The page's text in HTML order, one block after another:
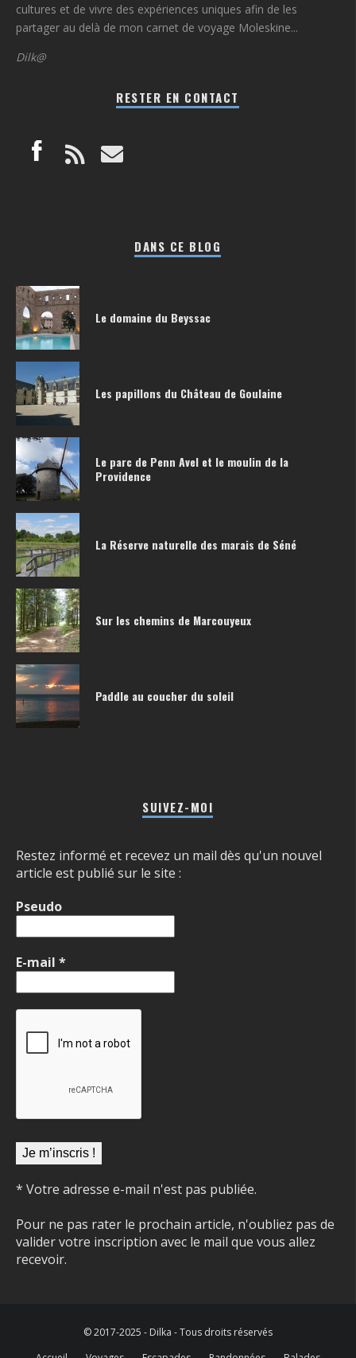
cultures et de vivre des expériences uniques afin de les
partager au delà de mon carnet de voyage Moleskine...
Dilk@
RESTER EN CONTACT
DANS CE BLOG
Le domaine du Beyssac
Les papillons du Château de Goulaine
Le parc de Penn Avel et le moulin de la
Providence
La Réserve naturelle des marais de Séné
Sur les chemins de Marcouyeux
Paddle au coucher du soleil
SUIVEZ-MOI
Restez informé et recevez un mail dès qu'un nouvel
article est publié sur le site :
Pseudo
E-mail *
* Votre adresse e-mail n'est pas publiée.
Pour ne pas rater le prochain article, n'oubliez pas de
valider votre inscription avec le mail que vous allez
recevoir.
© 2017-2025 - Dilka - Tous droits réservés